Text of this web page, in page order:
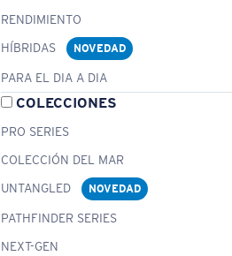
RENDIMIENTO
HÍBRIDAS
NOVEDAD
PARA EL DIA A DIA
COLECCIONES
PRO SERIES
COLECCIÓN DEL MAR
UNTANGLED
NOVEDAD
PATHFINDER SERIES
NEXT-GEN